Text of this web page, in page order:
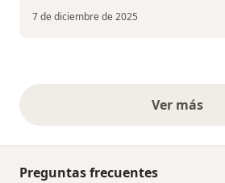
7 de diciembre de 2025
Ver más
Preguntas frecuentes